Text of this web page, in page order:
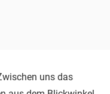
uns das